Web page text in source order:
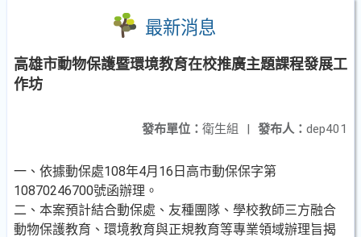
最新消息
高雄市動物保護暨環境教育在校推廣主題課程發展工
作坊
發布人： dep401
發布單位： 衛生組 |
一、依據動保處108年4月16日高市動保保字第
10870246700號函辦理。
二、本案預計結合動保處、友種團隊、學校教師三方融合
動物保護教育、環境教育與正規教育等專業領域辦理旨揭